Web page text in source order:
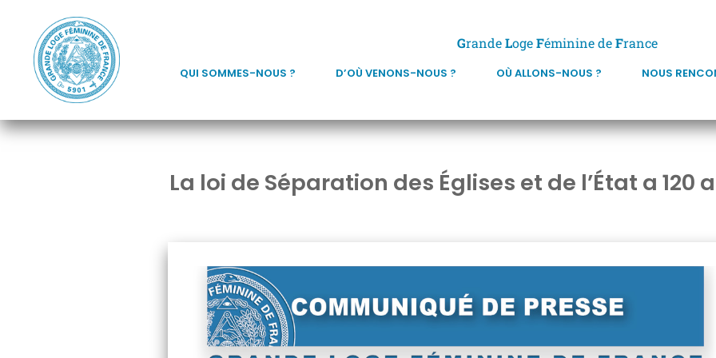
contenu
GrandeLogeFéminine deFrance
QUI SOMMES-NOUS ? D’OÙ VENONS-NOUS ? OÙ ALLONS-NOUS ? NOUS
La loi de Séparation des Églises et de l’État a 120